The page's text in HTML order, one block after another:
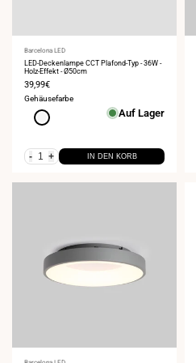
Anbieter:
Barcelona LED
LED-Deckenlampe CCT Plafond-Typ - 36W -
Holz-Effekt - Ø50cm
Verkaufspreis
39,99€
Gehäusefarbe
Weiß Auf Lager
- + IN DEN KORB